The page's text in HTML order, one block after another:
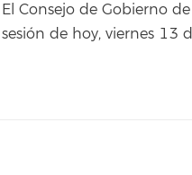
El Consejo de Gobierno
sesión de hoy, viernes 13